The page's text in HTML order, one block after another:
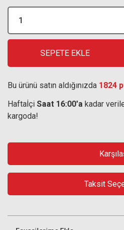
SEPETE EKLE
Bu ürünü satın aldığınızda 1824
Haftaİçi Saat 16:00'a kadar
kargoda!
Taksit